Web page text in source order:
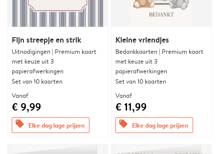
Fijn streepje en strik
Uitnodigingen | Premium kaart
met keuze uit 3
papierafwerkingen
Set van 10 kaarten
Vanaf
€ 9,99
offers Elke dag lage prijzen
Kleine vriendjes
Bedankkaarten | Premium kaart
met keuze uit 3
papierafwerkingen
Set van 10 kaarten
Vanaf
€ 11,99
offers Elke dag lage prijzen